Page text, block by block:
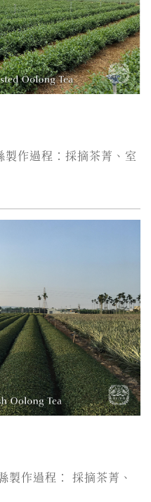
作過程：採摘茶菁、室
製作過程： 採摘茶菁、